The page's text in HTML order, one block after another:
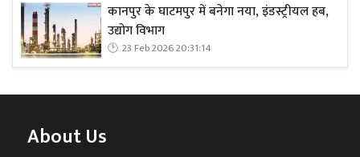
कानपुर के घाटमपुर में बनेगा नया, इंडस्ट्रीयल हब,
उद्योग विभाग
23 Feb 2026 20:31:14
About Us